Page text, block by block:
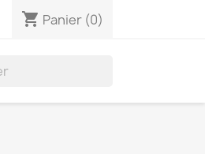
shopping_cart Panier (0)